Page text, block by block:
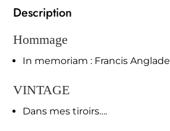
Description
Hommage
In memoriam : Francis Anglade
VINTAGE
Dans mes tiroirs….